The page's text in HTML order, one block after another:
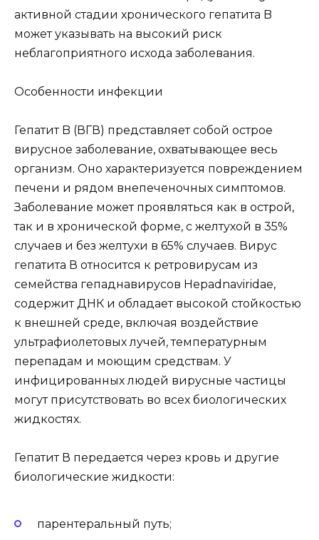
активной стадии хронического гепатита B
может указывать на высокий риск
неблагоприятного исхода заболевания.
Особенности инфекции
Гепатит B (ВГВ) представляет собой острое
вирусное заболевание, охватывающее весь
организм. Оно характеризуется повреждением
печени и рядом внепеченочных симптомов.
Заболевание может проявляться как в острой,
так и в хронической форме, с желтухой в 35%
случаев и без желтухи в 65% случаев. Вирус
гепатита В относится к ретровирусам из
семейства гепаднавирусов Hepadnaviridae,
содержит ДНК и обладает высокой стойкостью
к внешней среде, включая воздействие
ультрафиолетовых лучей, температурным
перепадам и моющим средствам. У
инфицированных людей вирусные частицы
могут присутствовать во всех биологических
жидкостях.
Гепатит В передается через кровь и другие
биологические жидкости:
парентеральный путь;